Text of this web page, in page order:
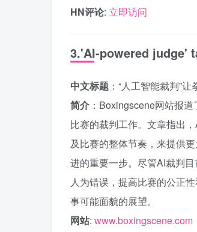
HN评论: 立即访问
3.'AI-powered judge'
中文标题 ：“人工智能裁判”
简介 ：Boxingscene网站报
比赛的裁判工作。文章指出
及比赛的整体节奏，来提供
进的重要一步。尽管AI裁判
人为错误，提高比赛的公正
事可能面貌的展望。
网站: www.boxingscene.com